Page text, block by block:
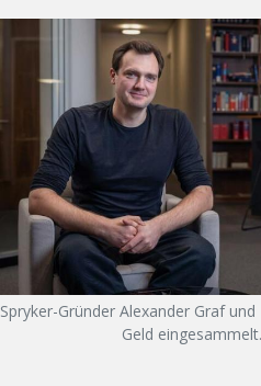
Spryker-Gründer Alexander Graf
Geld